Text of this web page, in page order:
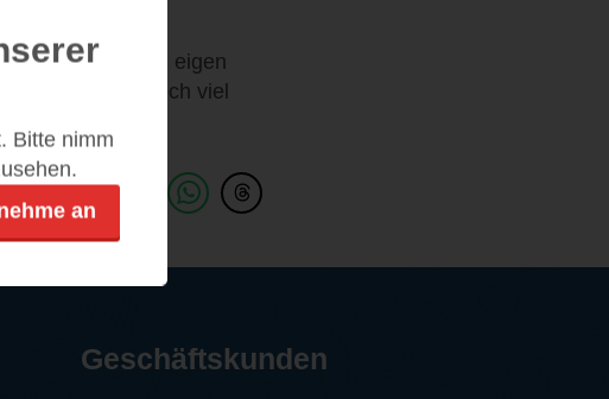
80, ist schon eigen
Doch da ist noch viel
zählt.
Bitte nimm
an
Geschäftskunden